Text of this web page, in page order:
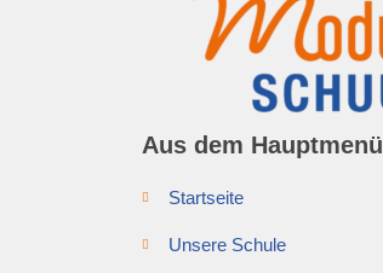
Aus dem Hauptmenü
Startseite
Unsere Schule